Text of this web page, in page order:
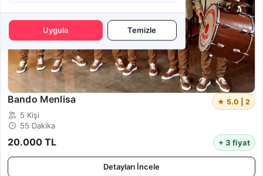
Uygula Temizle
Bando Menlisa ★ 5.0 | 2
5 Kişi
55 Dakika
20.000 TL + 3 fiyat
Detayları İncele